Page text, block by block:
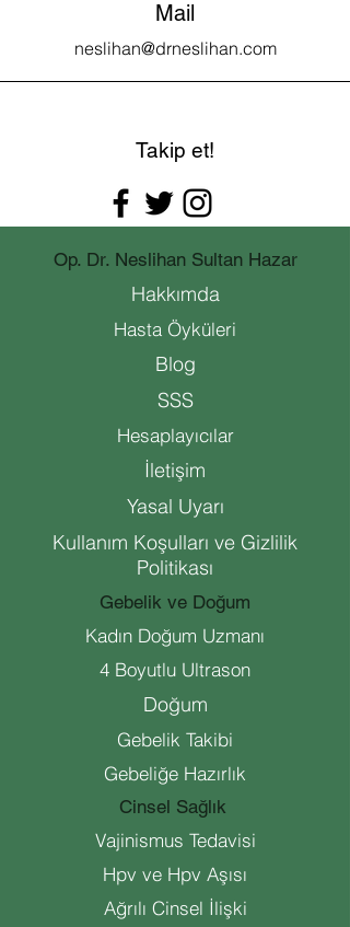
Mail
neslihan@drneslihan.com
Takip et!
Op. Dr. Neslihan Sultan Hazar
Hakkımda
Hasta Öyküleri
Blog
SSS
Hesaplayıcılar
İletişim
Yasal Uyarı
Kullanım Koşulları ve Gizlilik
Politikası
Gebelik ve Doğum
Kadın Doğum Uzmanı
4 Boyutlu Ultrason
Doğum
Gebelik Takibi
Gebeliğe Hazırlık
Cinsel Sağlık
Vajinismus Tedavisi
Hpv ve Hpv Aşısı
Ağrılı Cinsel İlişki